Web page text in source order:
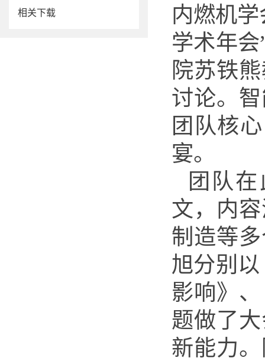
相关下载
内燃机
学术年
院苏铁
讨论。
团队核
宴。
团队
文，内
制造等
旭分别以
影响》
题做了
新能力